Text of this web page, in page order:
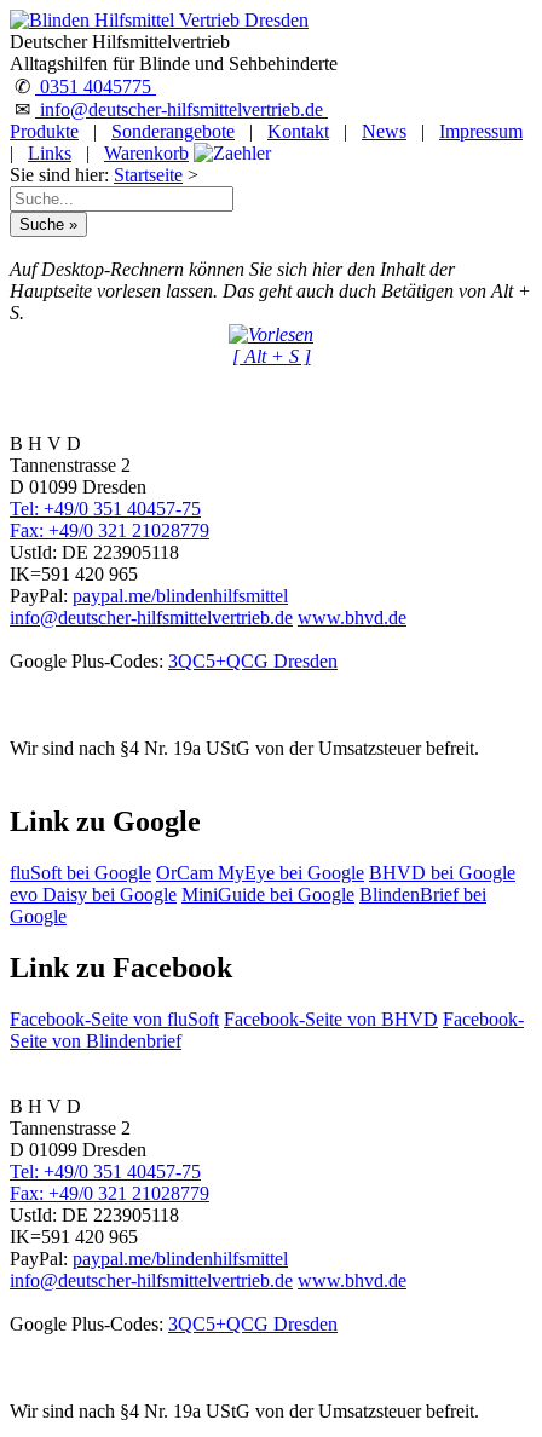
Deutscher Hilfsmittelvertrieb
Alltagshilfen für Blinde und Sehbehinderte
✆ 0351 4045775
✉ info@deutscher-hilfsmittelvertrieb.de
Produkte
| Sonderangebote | Kontakt | News |
Impressum
|
Links |
Warenkorb
Sie sind hier: Startseite >
Auf Desktop-Rechnern können Sie sich hier den Inhalt der
Hauptseite vorlesen lassen. Das geht auch duch Betätigen von Alt +
S.
[ Alt + S ]
B H V D
Tannenstrasse 2
D 01099 Dresden
Tel: +49/0 351 40457-75
Fax: +49/0 321 21028779
UstId: DE 223905118
IK=591 420 965
PayPal: paypal.me/blindenhilfsmittel
info@deutscher-hilfsmittelvertrieb.de www.bhvd.de
Google Plus-Codes: 3QC5+QCG Dresden
Wir sind nach §4 Nr. 19a UStG von der Umsatzsteuer befreit.
Link zu Google
fluSoft bei Google OrCam MyEye bei Google BHVD bei Google
evo Daisy bei Google MiniGuide bei Google BlindenBrief bei
Google
Link zu Facebook
Facebook-Seite von fluSoft Facebook-Seite von BHVD Facebook-
Seite von Blindenbrief
B H V D
Tannenstrasse 2
D 01099 Dresden
Tel: +49/0 351 40457-75
Fax: +49/0 321 21028779
UstId: DE 223905118
IK=591 420 965
PayPal: paypal.me/blindenhilfsmittel
info@deutscher-hilfsmittelvertrieb.de www.bhvd.de
Google Plus-Codes: 3QC5+QCG Dresden
Wir sind nach §4 Nr. 19a UStG von der Umsatzsteuer befreit.